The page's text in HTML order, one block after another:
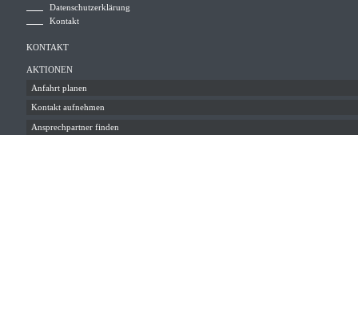
Datenschutzerklärung
Kontakt
KONTAKT
AKTIONEN
Anfahrt planen
Kontakt aufnehmen
Ansprechpartner finden